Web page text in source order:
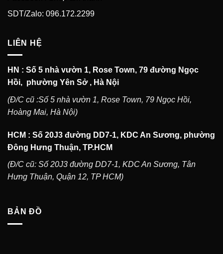
SDT/Zalo: 096.172.2299
LIÊN HỆ
HN : Số 5 nhà vườn 1, Rose Town, 79 đường Ngọc
Hồi, phường Yên Sở , Hà Nội
(Đ/C cũ :Số 5 nhà vườn 1, Rose Town, 79 Ngọc Hồi,
Hoàng Mai, Hà Nội)
HCM : Số 20J3 đường DD7-1, KDC An Sương, phường
Đông Hưng Thuận, TP.HCM
(Đ/C cũ: Số 20J3 đường DD7-1, KDC An Sương, Tân
Hưng Thuận, Quận 12, TP HCM)
BẢN ĐỒ